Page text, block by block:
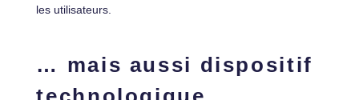
les utilisateurs.
… mais aussi dispositif